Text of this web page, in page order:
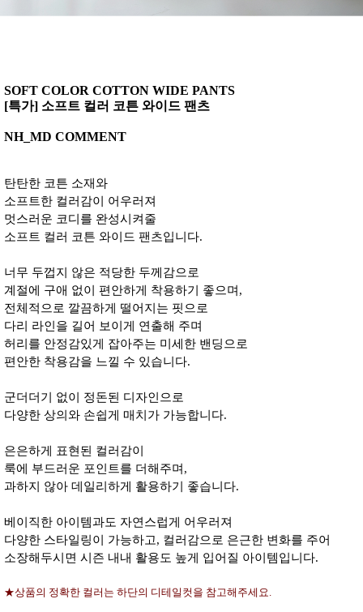
SOFT COLOR COTTON WIDE PANTS
[특가] 소프트 컬러 코튼 와이드 팬츠
NH_MD COMMENT
탄탄한 코튼 소재와
소프트한 컬러감이 어우러져
멋스러운 코디를 완성시켜줄
소프트 컬러 코튼 와이드 팬츠입니다.
너무 두껍지 않은 적당한 두께감으로
계절에 구애 없이 편안하게 착용하기 좋으며,
전체적으로 깔끔하게 떨어지는 핏으로
다리 라인을 길어 보이게 연출해 주며
허리를 안정감있게 잡아주는 미세한 밴딩으로
편안한 착용감을 느낄 수 있습니다.
군더더기 없이 정돈된 디자인으로
다양한 상의와 손쉽게 매치가 가능합니다.
은은하게 표현된 컬러감이
룩에 부드러운 포인트를 더해주며,
과하지 않아 데일리하게 활용하기 좋습니다.
베이직한 아이템과도 자연스럽게 어우러져
다양한 스타일링이 가능하고, 컬러감으로 은근한 변화를 주어
소장해두시면 시즌 내내 활용도 높게 입어질 아이템입니다.
★상품의 정확한 컬러는 하단의 디테일컷을 참고해주세요.